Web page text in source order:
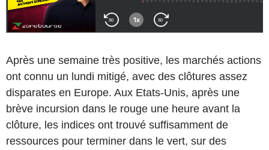
Après une semaine très positive, les marchés actions
ont connu un lundi mitigé, avec des clôtures assez
disparates en Europe. Aux Etats-Unis, après une
brève incursion dans le rouge une heure avant la
clôture, les indices ont trouvé suffisamment de
ressources pour terminer dans le vert, sur des